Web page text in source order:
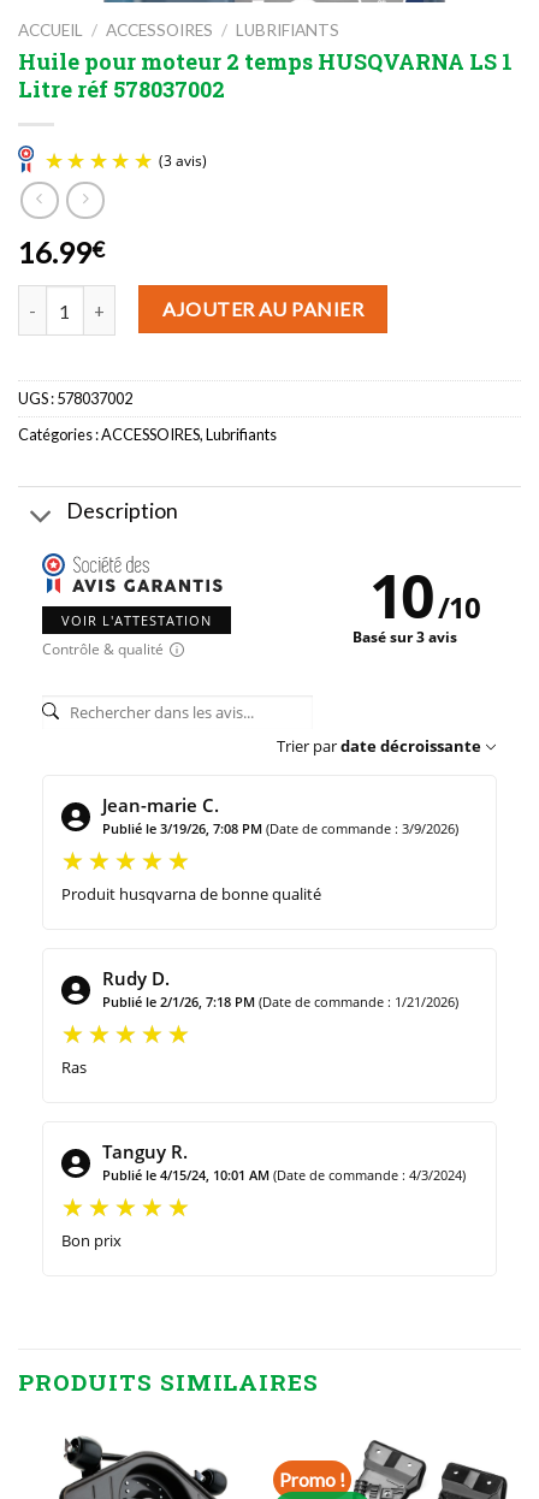
ACCUEIL / ACCESSOIRES / LUBRIFIANTS
Huile pour moteur 2 temps HUSQVARNA LS 1
Litre réf 578037002
(3 avis)
16.99€
AJOUTER AU PANIER
UGS :578037002
Catégories :ACCESSOIRES,Lubrifiants
Description
VOIR L'ATTESTATION
Contrôle & qualité
10/10
Basé sur 3 avis
Trier pardate décroissante
Jean-marie C.
Publié le 3/19/26, 7:08 PM (Date de commande : 3/9/2026)
Produit husqvarna de bonne qualité
Rudy D.
Publié le 2/1/26, 7:18 PM (Date de commande : 1/21/2026)
Ras
Tanguy R.
Publié le 4/15/24, 10:01 AM (Date de commande : 4/3/2024)
Bon prix
PRODUITS SIMILAIRES
Promo !